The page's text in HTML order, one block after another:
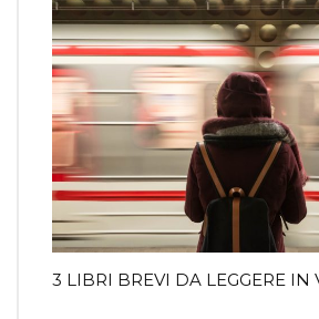
3 LIBRI BREVI DA LEGGERE IN